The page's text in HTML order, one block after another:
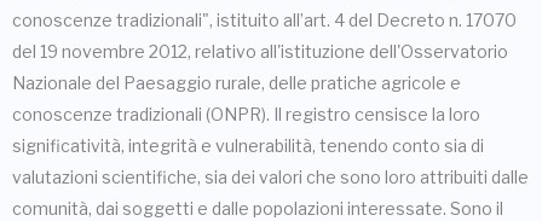
conoscenze tradizionali", istituito all’art. 4 del Decreto n. 17070
del 19 novembre 2012, relativo all'istituzione dell'Osservatorio
Nazionale del Paesaggio rurale, delle pratiche agricole e
conoscenze tradizionali (ONPR). Il registro censisce la loro
significatività, integrità e vulnerabilità, tenendo conto sia di
valutazioni scientifiche, sia dei valori che sono loro attribuiti dalle
comunità, dai soggetti e dalle popolazioni interessate. Sono il